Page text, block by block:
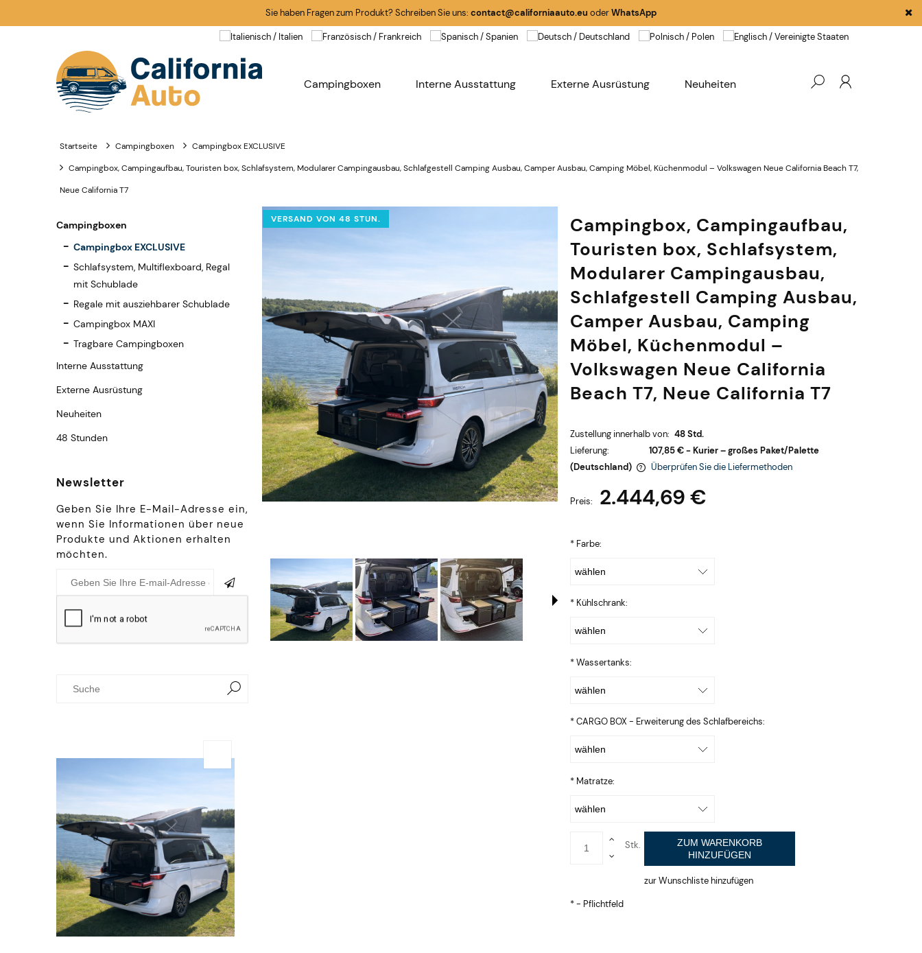
Sie haben Fragen zum Produkt? Schreiben Sie uns: contact@californiaauto.eu oderWhatsApp
Campingboxen Interne Ausstattung Externe Ausrüstung Neuheiten
Startseite Campingboxen
Campingbox EXCLUSIVE
Campingbox, Campingaufbau, Touristen box, Schlafsystem, Modularer Campingausbau, Schlafgestell Camping Ausbau, Camper Ausbau, Camping Möbel, Küchenmodul – Volkswagen Neue California Beach T7,
Neue California T7
Campingboxen
Campingbox EXCLUSIVE
Schlafsystem, Multiflexboard, Regal
mit Schublade
Regale mit ausziehbarer Schublade
Campingbox MAXI
Tragbare Campingboxen
Interne Ausstattung
Externe Ausrüstung
Neuheiten
48 Stunden
Newsletter
Geben Sie Ihre E-Mail-Adresse ein,
wenn Sie Informationen über neue
Produkte und Aktionen erhalten
möchten.
VERSAND VON 48 STUN.
Campingbox, Campingaufbau,
Touristen box, Schlafsystem,
Modularer Campingausbau,
Schlafgestell Camping Ausbau,
Camper Ausbau, Camping
Möbel, Küchenmodul –
Volkswagen Neue California
Beach T7, Neue California T7
Zustellung innerhalb von: 48 Std.
Lieferung:
107,85 € - Kurier – großes Paket/Palette
(Deutschland)
Im Preis sind keine Zahlungskosten
Überprüfen Sie die Liefermethoden
Preis: 2.444,69 €
* Farbe:
* Kühlschrank:
*Wassertanks:
*CARGO BOX - Erweiterung des Schlafbereichs:
* Matratze:
Stk.
ZUM WARENKORB
HINZUFÜGEN
zur Wunschliste hinzufügen
*- Pflichtfeld